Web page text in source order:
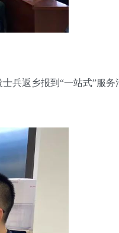
兵返乡报到“一站式”服务